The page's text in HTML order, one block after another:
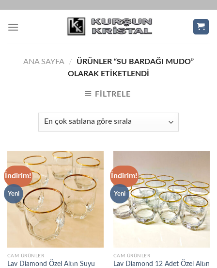
content
ANA SAYFA /
ÜRÜNLER “SU BARDAĞI MUDO”
OLARAK ETIKETLENDI
FILTRELE
İndirim!
Yeni
CAM ÜRÜNLER
Lav Diamond Özel Altın Suyu
İndirim!
Yeni
CAM ÜRÜNLER
Lav Diamond 12 Adet Özel Altın